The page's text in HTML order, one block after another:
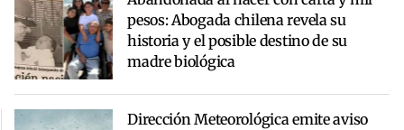
pesos: Abogada chilena revela su
historia y el posible destino de su
madre biológica
Dirección Meteorológica emite aviso